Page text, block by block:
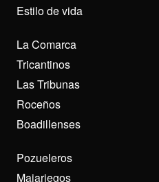
Estilo de vida
La Comarca
Tricantinos
Las Tribunas
Roceños
Boadillenses
Pozueleros
Majariegos